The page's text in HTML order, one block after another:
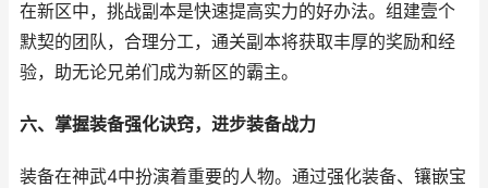
在新区中，挑战副本是快速提高实力的好办法。组建壹个
默契的团队，合理分工，通关副本将获取丰厚的奖励和经
验，助无论兄弟们成为新区的霸主。
六、掌握装备强化诀窍，进步装备战力
装备在神武4中扮演着重要的人物。通过强化装备、镶嵌宝